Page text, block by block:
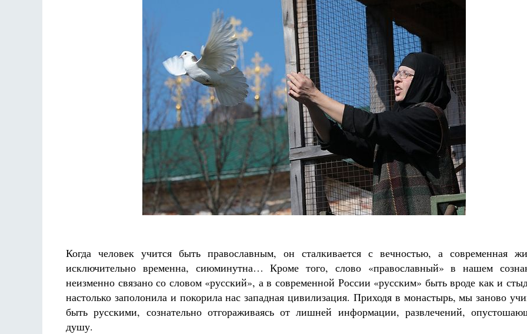
Когда человек учится быть православным, он сталкивается с вечностью, а современная
исключительно временна, сиюминутна… Кроме того, слово «православный» в нашем
неизменно связано со словом «русский», а в современной России «русским» быть вроде как и
настолько заполонила и покорила нас западная цивилизация. Приходя в монастырь, мы заново
быть русскими, сознательно отгораживаясь от лишней информации, развлечений,
душу.